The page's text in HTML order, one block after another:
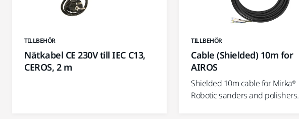
TILLBEHÖR
Nätkabel CE 230V till IEC C13,
CEROS, 2 m
TILLBEHÖR
Cable (Shielded) 10m for
AIROS
Shielded 10m cable for Mirka®
Robotic sanders and polishers.